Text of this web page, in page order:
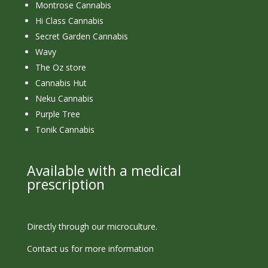
Montrose Cannabis
Hi Class Cannabis
Secret Garden Cannabis
Wavy
The Oz store
Cannabis Hut
Neku Cannabis
Purple Tree
Tonik Cannabis
Available with a medical
prescription
Directly through our microculture.
Contact us for more information